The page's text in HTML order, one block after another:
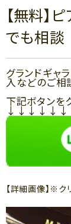
【無料】
でも相談
グランドギャ
入などのご相
下記ボタンを
↓↓↓↓↓↓
【詳細画像】※ク